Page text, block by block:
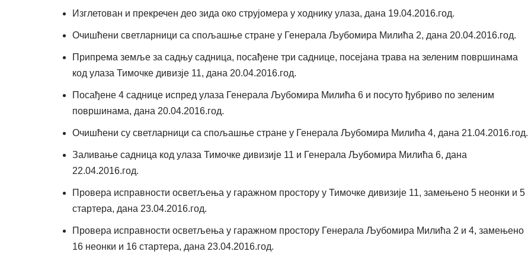
Изглетован и прекречен део зида око струјомера у ходнику улаза, дана 19.04.2016.год.
Очишћени светларници са спољашње стране у Генерала Љубомира Милића 2, дана 20.04.2016.год.
Припрема земље за садњу садница, посађене три саднице, посејана трава на зеленим површинама
код улаза Тимочке дивизје 11, дана 20.04.2016.год.
Посађене 4 саднице испред улаза Генерала Љубомира Милића 6 и посуто ђубриво по зеленим
површинама, дана 20.04.2016.год.
Очишћени су светларници са спољашње стране у Генерала Љубомира Милића 4, дана 21.04.2016.год.
Заливање садница код улаза Тимочке дивизије 11 и Генерала Љубомира Милића 6, дана
22.04.2016.год.
Провера исправности осветљења у гаражном простору у Тимочке дивизије 11, замењено 5 неонки и 5
стартера, дана 23.04.2016.год.
Провера исправности осветљења у гаражном простору Генерала Љубомира Милића 2 и 4, замењено
16 неонки и 16 стартера, дана 23.04.2016.год.